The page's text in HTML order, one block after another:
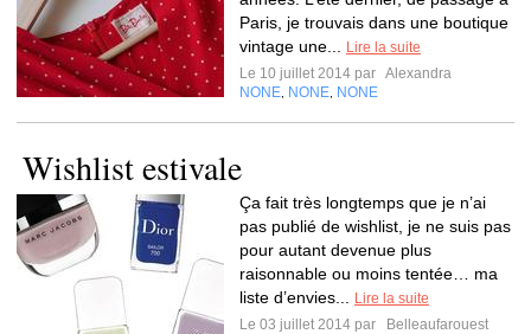
Paris, je trouvais dans une boutique
vintage une...
Lire la suite
Le 10 juillet 2014 par Alexandra
NONE NONE NONE
Wishlist estivale
Ça fait très longtemps que je n’ai
pas publié de wishlist, je ne suis pas
pour autant devenue plus
raisonnable ou moins tentée… ma
liste d’envies...
Lire la suite
Le 03 juillet 2014 par
Belleaufarouest